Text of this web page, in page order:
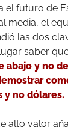
el futuro de
media, el
las dos
saber
abajo y no
y no dólares.
alto valor